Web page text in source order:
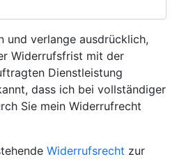
und verlange ausdrücklich,
Widerrufsfrist mit der
Dienstleistung
dass ich bei vollständiger
Sie mein Widerrufrecht
Widerrufsrecht zur